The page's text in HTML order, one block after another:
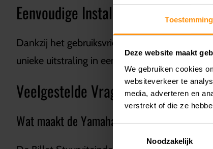
Toestemming
Deze website maakt
We gebruiken cookies
websiteverkeer te
media, adverteren en
verstrekt of die ze
Toestemmingsselectie
Noodzakelijk
Eenvoudige Installatie
Dankzij het gebruiksvriendelijke ontwerp zijn
unieke uitstraling in een handomdraai.
Veelgestelde Vragen
Wat maakt de Yamaha Billet